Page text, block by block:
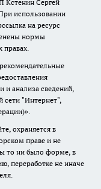
Кстенин Сергей
использовании
на ресурс
нормы
правах.
и анализа сведений,
сети "Интернет",
охраняется в
праве и не
то ни было форме, в
переработке не иначе